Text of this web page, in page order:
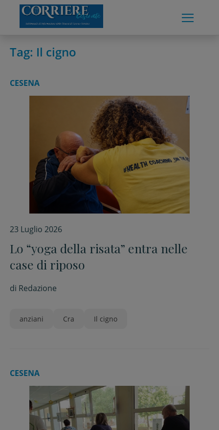
content
Tag: Il cigno
CESENA
23 Luglio 2026
Lo “yoga della risata” entra nelle
case di riposo
di Redazione
anziani Cra Il cigno
CESENA